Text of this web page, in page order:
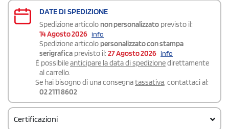
DATE DI SPEDIZIONE
Spedizione articolo non personalizzato previsto il:
14 Agosto 2026 info
Spedizione articolo personalizzato con stampa
serigrafica previsto il: 27 Agosto 2026 info
É possibileanticipare la data di spedizionedirettamente
al carrello.
Se hai bisogno di una consegnatassativa, contattaci al:
02 2111 8602
Certificazioni